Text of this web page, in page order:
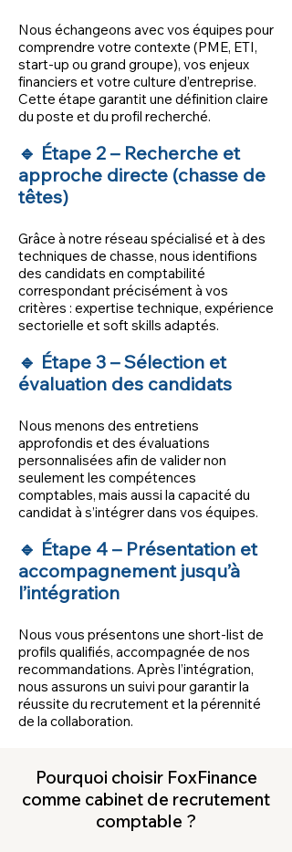
Nous échangeons avec vos équipes pour
comprendre votre contexte (PME, ETI,
start-up ou grand groupe), vos enjeux
financiers et votre culture d’entreprise.
Cette étape garantit une définition claire
du poste et du profil recherché.
🔹 Étape 2 – Recherche et
approche directe (chasse de
têtes)
Grâce à notre réseau spécialisé et à des
techniques de chasse, nous identifions
des candidats en comptabilité
correspondant précisément à vos
critères : expertise technique, expérience
sectorielle et soft skills adaptés.
🔹 Étape 3 – Sélection et
évaluation des candidats
Nous menons des entretiens
approfondis et des évaluations
personnalisées afin de valider non
seulement les compétences
comptables, mais aussi la capacité du
candidat à s’intégrer dans vos équipes.
🔹 Étape 4 – Présentation et
accompagnement jusqu’à
l’intégration
Nous vous présentons une short-list de
profils qualifiés, accompagnée de nos
recommandations. Après l’intégration,
nous assurons un suivi pour garantir la
réussite du recrutement et la pérennité
de la collaboration.
Pourquoi choisir FoxFinance
comme cabinet de recrutement
comptable ?